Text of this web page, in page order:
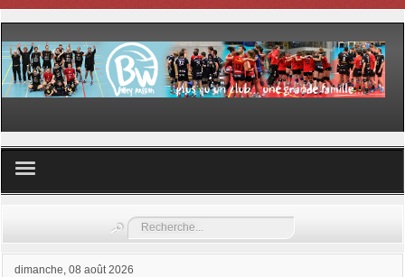
Les samedis du sport
Rechercher
dimanche, 08 août 2026